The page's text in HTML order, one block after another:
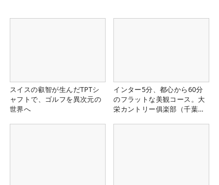
スイスの叡智が生んだTPTシ
ャフトで、ゴルフを異次元の
世界へ
インター5分、都心から60分
のフラットな美観コース。大
栄カントリー俱楽部（千葉